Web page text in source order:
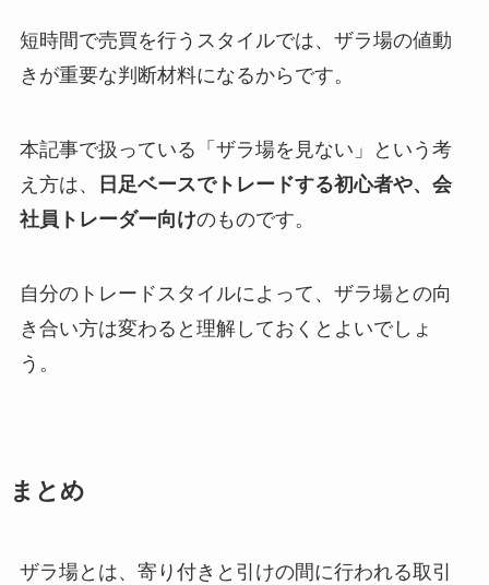
短時間で売買を行うスタイルでは、ザラ場の値動
きが重要な判断材料になるからです。
本記事で扱っている「ザラ場を見ない」という考
え方は、
日足ベースでトレードする初心者や、会
社員トレーダー向けのものです。
自分のトレードスタイルによって、ザラ場との向
き合い方は変わると理解しておくとよいでしょ
う。
まとめ
ザラ場とは、寄り付きと引けの間に行われる取引